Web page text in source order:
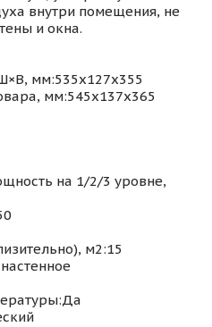
внутри помещения, не
и окна.
мм:535х127х355
мм:545х137х365
на 1/2/3 уровне,
м2:15